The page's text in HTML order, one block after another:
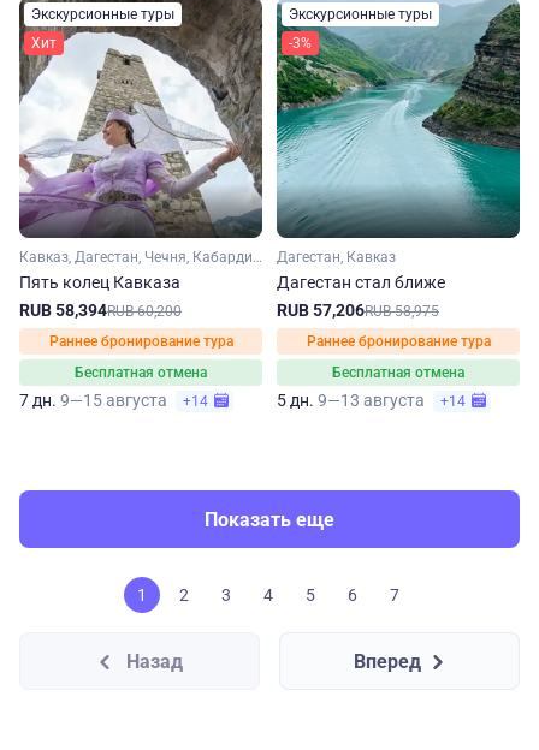
Экскурсионные туры
Хит
Кавказ, Дагестан, Чечня, Кабардино-Балкария, Северная Осетия, Ингушетия
Пять колец Кавказа
RUB 58,394RUB 60,200
Раннее бронирование тура
Бесплатная отмена
7 дн. 9—15 августа +14
Экскурсионные туры
-3%
Дагестан, Кавказ
Дагестан стал ближе
RUB 57,206RUB 58,975
Раннее бронирование тура
Бесплатная отмена
5 дн. 9—13 августа +14
Показать еще
1 2 3 4 5 6 7
Назад Вперед